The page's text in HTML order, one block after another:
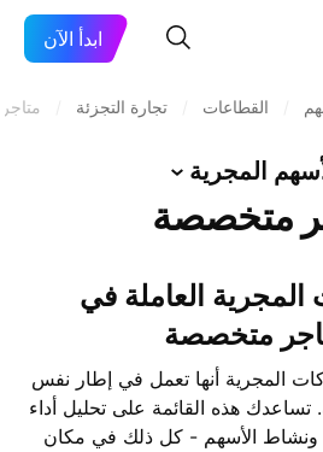
ابدأ الآن
القطاعات تجارة التجزئة
المجرية
متخصصة
متخصصة
المجرية أنها تعمل في إطار نفس
هذه القائمة على تحليل أداء
ونشاط الأسهم - كل ذلك في مكان